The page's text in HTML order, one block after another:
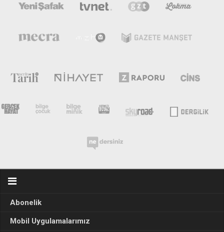
Abonelik
Mobil Uygulamalarımız